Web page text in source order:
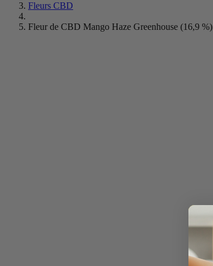
Fleurs CBD
Fleur de CBD Mango Haze Greenhouse (16,9 %)